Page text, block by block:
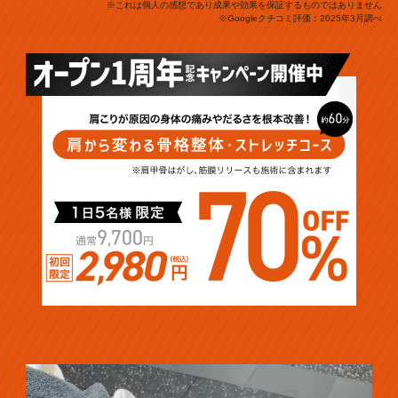
※これは個人の感想であり成果や効果を保証するものではありません
※Googleクチコミ評価：2025年3月調べ